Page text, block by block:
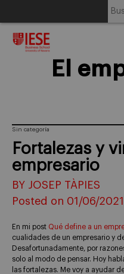
El
Sin categoría
Fortalezas y
empresario
BY JOSEP TÀPIES
Posted on 01/06/2021
En mi post Qué define a un
cualidades de un empresario y
Desafortunadamente, por
solo al modo de pensar. Hoy
las fortalezas. Me voy a ayudar